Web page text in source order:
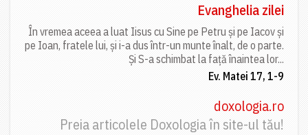
Evanghelia zilei
În vremea aceea a luat Iisus cu Sine pe Petru și pe Iacov și
pe Ioan, fratele lui, și i-a dus într-un munte înalt, de o parte.
Și S-a schimbat la față înaintea lor...
Ev. Matei 17, 1-9
doxologia.ro
Preia articolele Doxologia în site-ul tău!